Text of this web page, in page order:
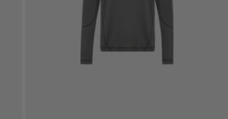
NOUVEAUTÉS
ÉVALUATION